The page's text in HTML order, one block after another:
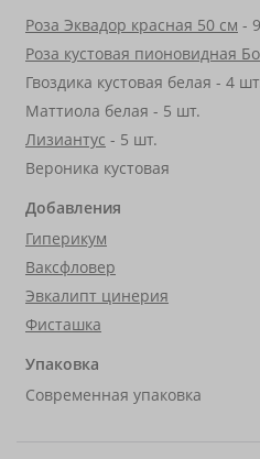
Роза Эквадор красная 50 см -
Роза кустовая пионовидная
Гвоздика кустовая белая - 4
Маттиола белая - 5 шт.
Лизиантус - 5 шт.
Вероника кустовая
Добавления
Гиперикум
Ваксфловер
Эвкалипт цинерия
Фисташка
Упаковка
Современная упаковка